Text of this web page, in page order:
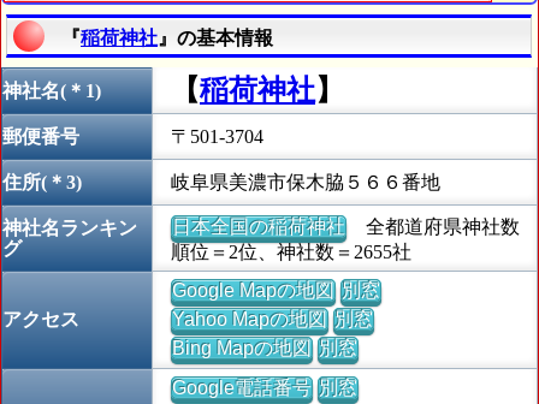
『稲荷神社 』の基本情報
神社名(＊1) 【稲荷神社】
郵便番号 〒501-3704
住所(＊3) 岐阜県美濃市保木脇５６６番地
神社名ランキン
グ
日本全国の稲荷神社全都道府県神社数
順位＝2位、神社数＝2655社
アクセス
Google Mapの地図 別窓
Yahoo Mapの地図 別窓
Bing Mapの地図 別窓
Google電話番号 別窓